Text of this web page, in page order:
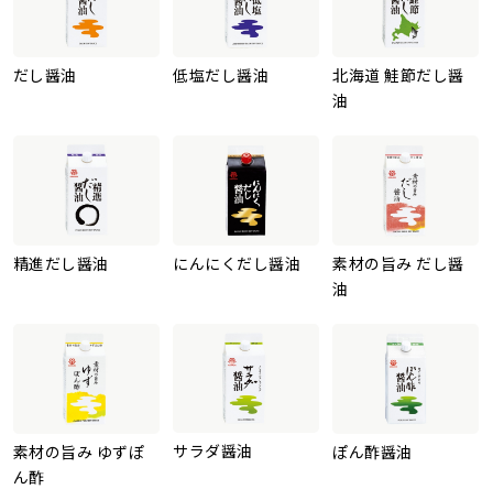
だし醤油 低塩だし醤油
北海道 鮭節だし醤
油
精進だし醤油 にんにくだし醤油
素材の旨み だし醤
油
素材の旨み ゆずぽ
ん酢
サラダ醤油 ぽん酢醤油